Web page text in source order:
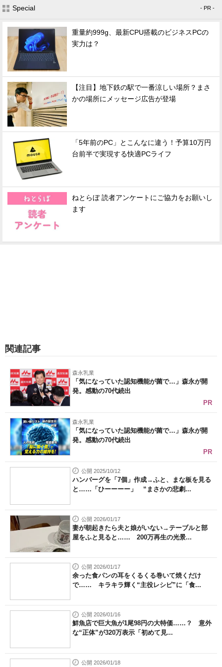
Special - PR -
重量約999g、最新CPU搭載のビジネスPCの
実力は？
【注目】地下鉄の駅で一番涼しい場所？まさ
かの場所にメッセージ広告が登場
「5年前のPC」とこんなに違う！予算10万円
台前半で実現する快適PCライフ
ねとらぼ 読者アンケートにご協力をお願いし
ます
関連記事
森永乳業
「気になっていた認知機能が菌で…」森永が開
発。感動の70代続出
PR
森永乳業
「気になっていた認知機能が菌で…」森永が開
発。感動の70代続出
PR
公開 2025/10/12
ハンバーグを「7個」作成→ふと、まな板を見る
と……「ひーーーー」 “まさかの悲劇...
公開 2026/01/17
妻が朝起きたら夫と娘がいない→テーブルと部
屋をふと見ると…… 200万再生の光景...
公開 2026/01/17
余った食パンの耳をくるくる巻いて焼くだけ
で…… キラキラ輝く“主役レシピ”に「食...
公開 2026/01/16
鮮魚店で巨大魚が1尾98円の大特価……？ 意外
な“正体”が320万表示「初めて見...
公開 2026/01/18